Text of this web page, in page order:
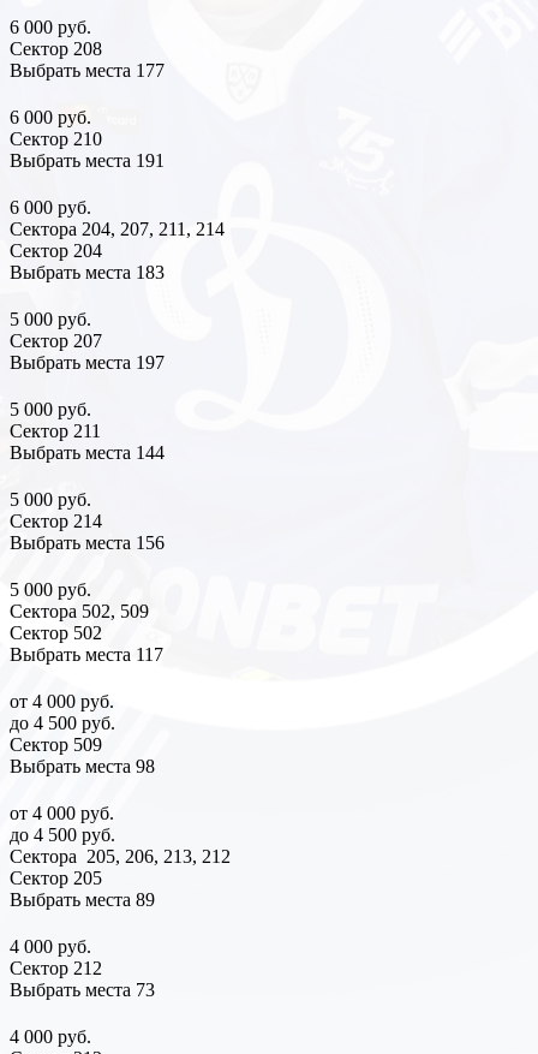
6 000 руб.
Сектор 208
Выбрать места 177
6 000 руб.
Сектор 210
Выбрать места 191
6 000 руб.
Сектора 204, 207, 211, 214
Сектор 204
Выбрать места 183
5 000 руб.
Сектор 207
Выбрать места 197
5 000 руб.
Сектор 211
Выбрать места 144
5 000 руб.
Сектор 214
Выбрать места 156
5 000 руб.
Сектора 502, 509
Сектор 502
Выбрать места 117
от 4 000 руб.
до 4 500 руб.
Сектор 509
Выбрать места 98
от 4 000 руб.
до 4 500 руб.
Сектора 205, 206, 213, 212
Сектор 205
Выбрать места 89
4 000 руб.
Сектор 212
Выбрать места 73
4 000 руб.